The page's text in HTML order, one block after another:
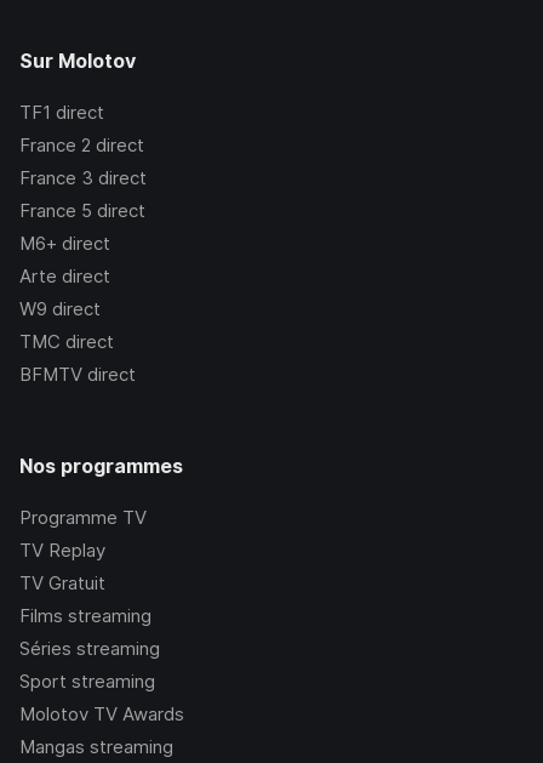
Sur Molotov
TF1 direct
France 2 direct
France 3 direct
France 5 direct
M6+ direct
Arte direct
W9 direct
TMC direct
BFMTV direct
Nos programmes
Programme TV
TV Replay
TV Gratuit
Films streaming
Séries streaming
Sport streaming
Molotov TV Awards
Mangas streaming